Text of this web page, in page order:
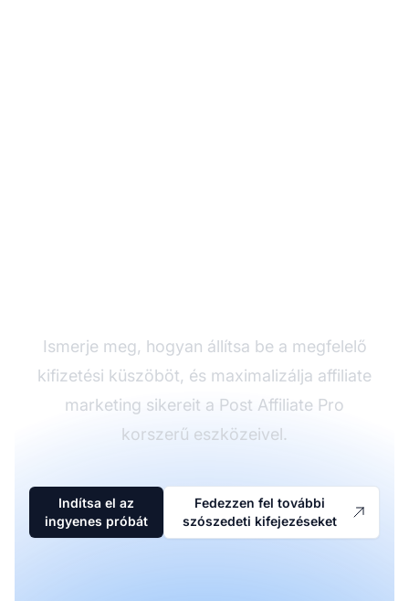
Ismerje meg, hogyan állítsa be a megfelelő
kifizetési küszöböt, és maximalizálja affiliate
marketing sikereit a Post Affiliate Pro
korszerű eszközeivel.
Indítsa el az
ingyenes próbát
Fedezzen fel további
szószedeti kifejezéseket